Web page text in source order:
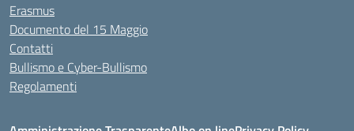
Erasmus
Documento del 15 Maggio
Contatti
Bullismo e Cyber-Bullismo
Regolamenti